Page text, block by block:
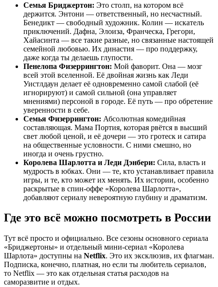
Семья Бриджертон: Это столп, на котором всё
держится. Энтони — ответственный, но несчастный.
Бенедикт — свободный художник. Колин — искатель
приключений. Дафна, Элоиза, Франческа, Грегори,
Хайасинта — все такие разные, но связанные настоящей
семейной любовью. Их династия — про поддержку,
даже когда ты делаешь глупости.
Пенелопа Физеррингтон: Мой фаворит. Она — мозг
всей этой вселенной. Её двойная жизнь как Леди
Уистлдаун делает её одновременно самой слабой (её
игнорируют) и самой сильной (она управляет
мнениями) персоной в городе. Её путь — про обретение
уверенности в себе.
Семья Физеррингтон: Абсолютная комедийная
составляющая. Мама Портия, которая рвётся в высший
свет любой ценой, и её дочери — это гротеск и сатира
на общественные условности. С ними смешно, но
иногда и очень грустно.
Королева Шарлотта и Леди Дэнбери: Сила, власть и
мудрость в юбках. Они — те, кто устанавливает правила
игры, и те, кто может их менять. Их истории, особенно
раскрытые в спин-оффе «Королева Шарлотта»,
добавляют сериалу невероятную глубину и драматизм.
Где это всё можно посмотреть в России
Тут всё просто и официально. Все сезоны основного сериала
«Бриджертоны» и отдельный мини-сериал «Королева
Шарлота» доступны на Netflix. Это их эксклюзив, их флагман.
Подписка, конечно, платная, но если ты любитель сериалов,
то Netflix — это как отдельная статья расходов на
саморазвитие и отдых.